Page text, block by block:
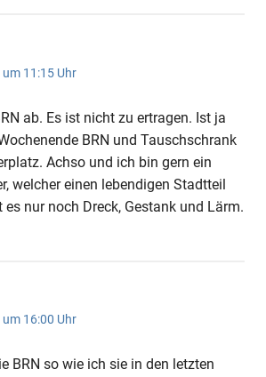
11:15 Uhr
ab. Es ist nicht zu ertragen. Ist ja
BRN und Tauschschrank
Achso und ich bin gern ein
welcher einen lebendigen Stadtteil
nur noch Dreck, Gestank und Lärm.
16:00 Uhr
BRN so wie ich sie in den letzten